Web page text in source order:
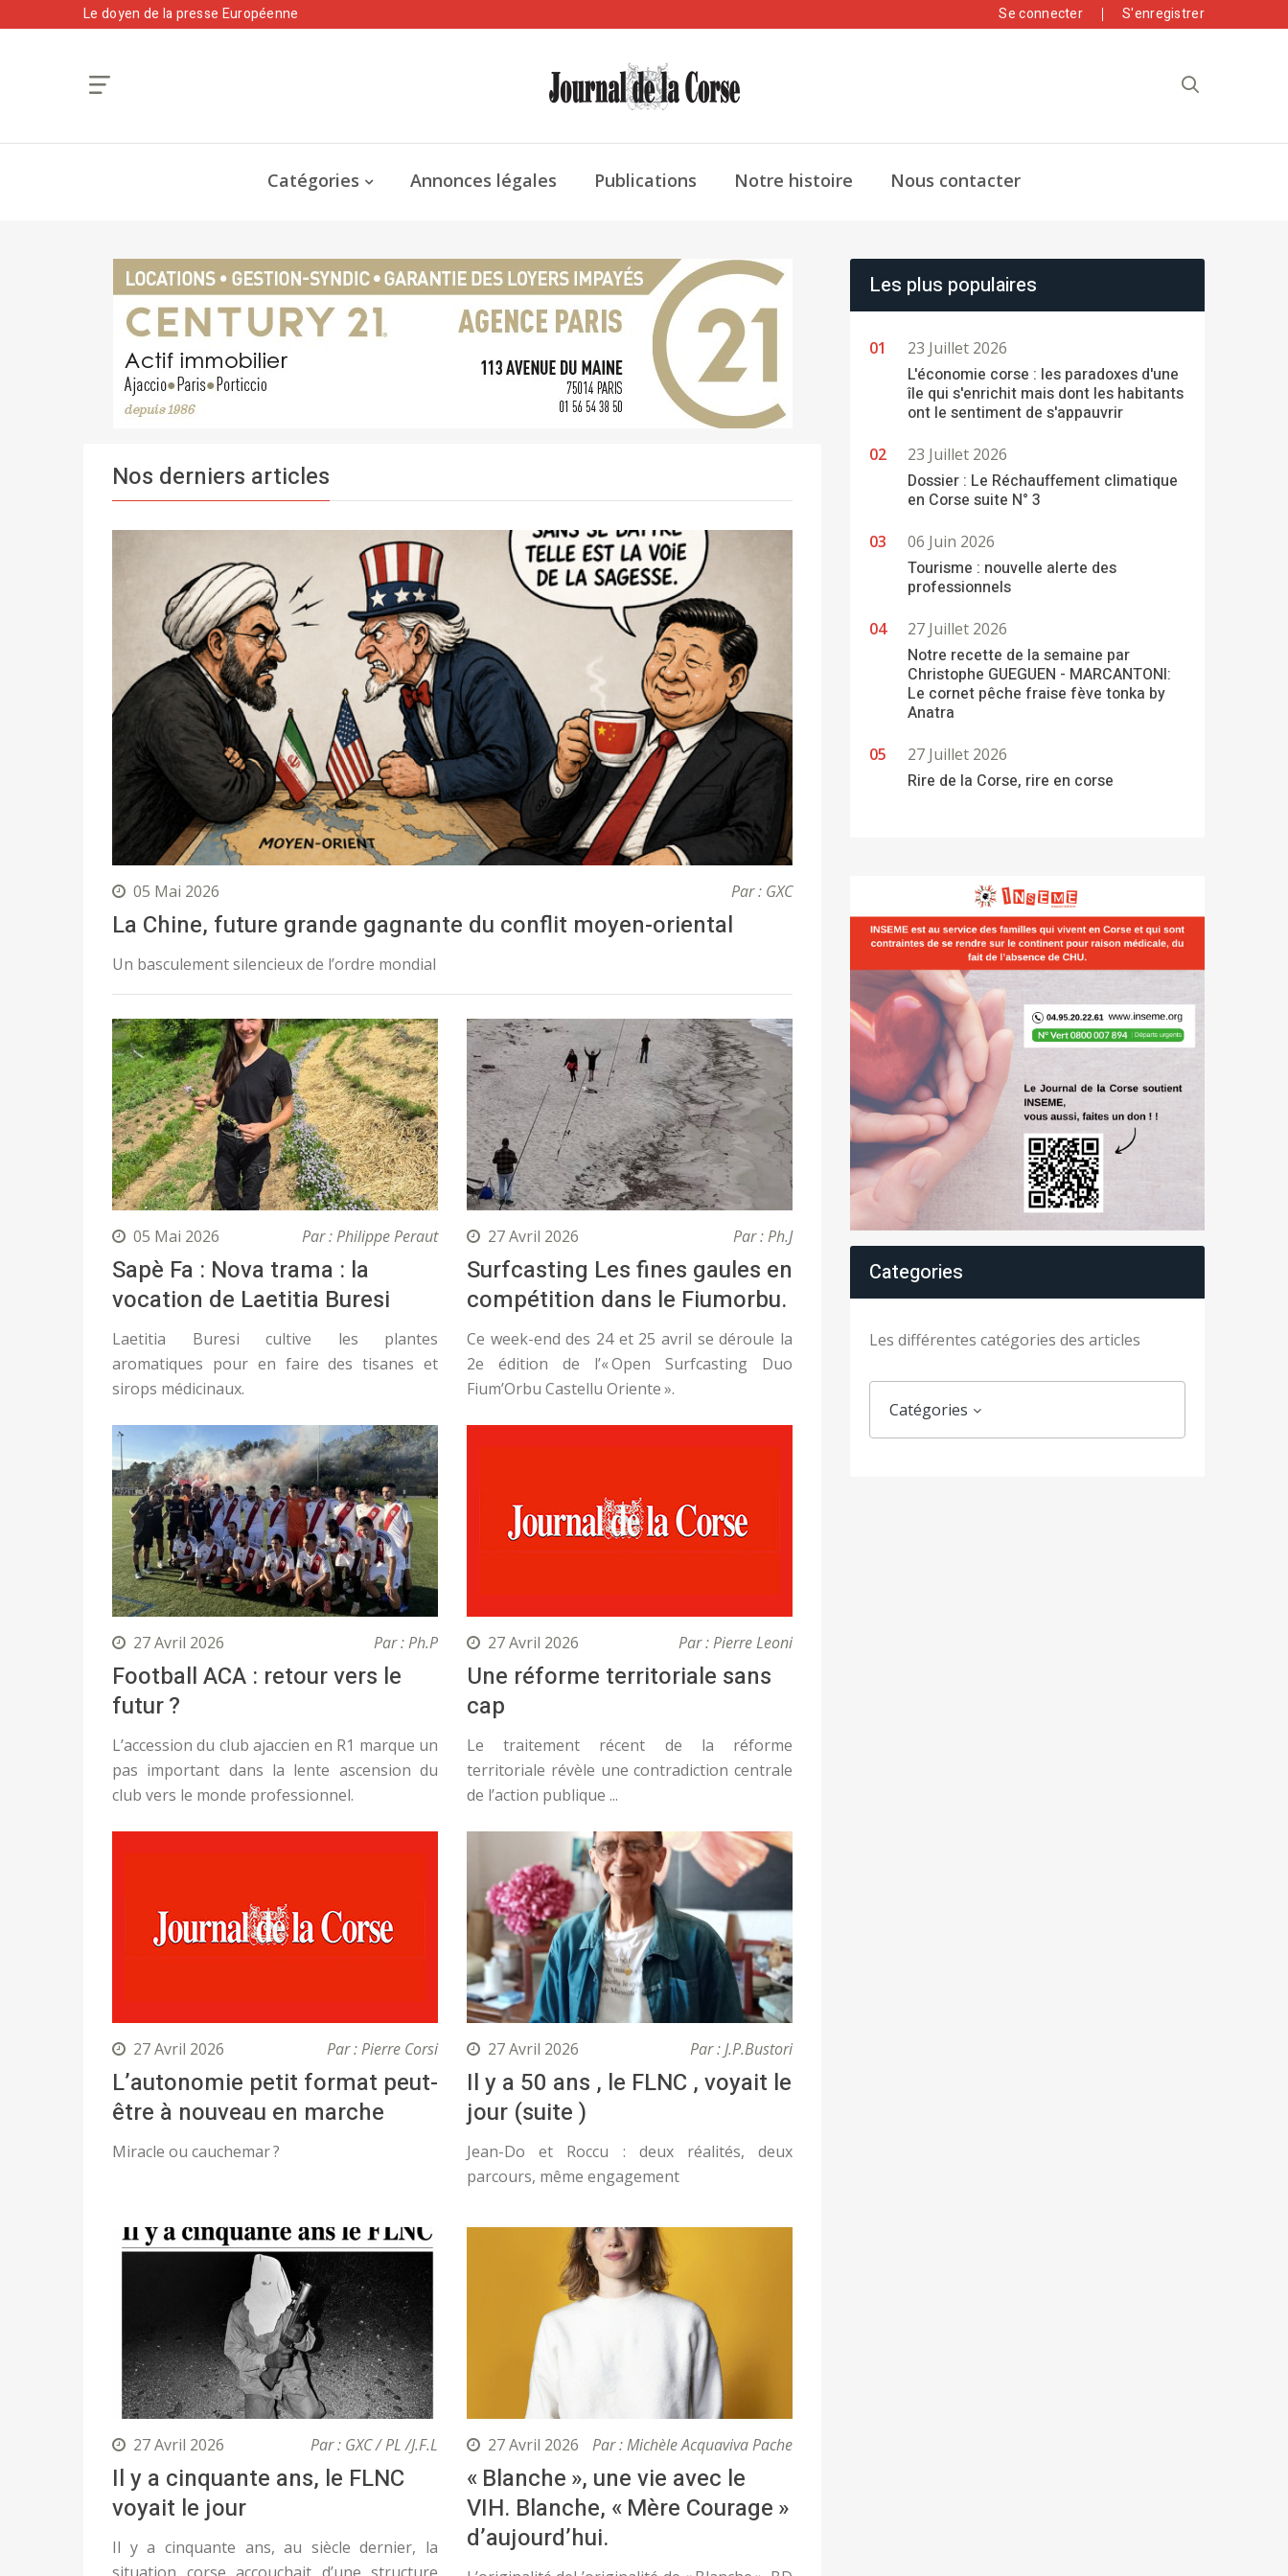
Le doyen de la presse Européenne Se connecter S'enregistrer
Catégories Annonces légales Publications Notre histoire Nous contacter
Nos derniers articles
05 Mai 2026 Par : GXC
La Chine, future grande gagnante du conflit moyen-oriental
Un basculement silencieux de l’ordre mondial
05 Mai 2026 Par : Philippe Peraut
Sapè Fa : Nova trama : la
vocation de Laetitia Buresi
Laetitia Buresi cultive les plantes
aromatiques pour en faire des tisanes et
sirops médicinaux.
27 Avril 2026 Par : Ph.J
Surfcasting Les fines gaules en
compétition dans le Fiumorbu.
Ce week-end des 24 et 25 avril se déroule la
2e édition de l’« Open Surfcasting Duo
Fium’Orbu Castellu Oriente ».
27 Avril 2026 Par : Ph.P
Football ACA : retour vers le
futur ?
L’accession du club ajaccien en R1 marque un
pas important dans la lente ascension du
club vers le monde professionnel.
27 Avril 2026 Par : Pierre Leoni
Une réforme territoriale sans
cap
Le traitement récent de la réforme
territoriale révèle une contradiction centrale
de l’action publique ...
27 Avril 2026 Par : Pierre Corsi
L’autonomie petit format peut-
être à nouveau en marche
Miracle ou cauchemar ?
27 Avril 2026 Par : J.P.Bustori
Il y a 50 ans , le FLNC , voyait le
jour (suite )
Jean-Do et Roccu : deux réalités, deux
parcours, même engagement
27 Avril 2026 Par : GXC / PL /J.F.L
Il y a cinquante ans, le FLNC
voyait le jour
Il y a cinquante ans, au siècle dernier, la
27 Avril 2026 Par : Michèle Acquaviva Pache
« Blanche », une vie avec le
VIH. Blanche, « Mère Courage »
d’aujourd’hui.
Les plus populaires
23 Juillet 2026
L'économie corse : les paradoxes d'une
île qui s'enrichit mais dont les habitants
ont le sentiment de s'appauvrir
23 Juillet 2026
Dossier : Le Réchauffement climatique
en Corse suite N° 3
06 Juin 2026
Tourisme : nouvelle alerte des
professionnels
27 Juillet 2026
Notre recette de la semaine par
Christophe GUEGUEN - MARCANTONI:
Le cornet pêche fraise fève tonka by
Anatra
27 Juillet 2026
Rire de la Corse, rire en corse
Categories
Les différentes catégories des articles
Catégories